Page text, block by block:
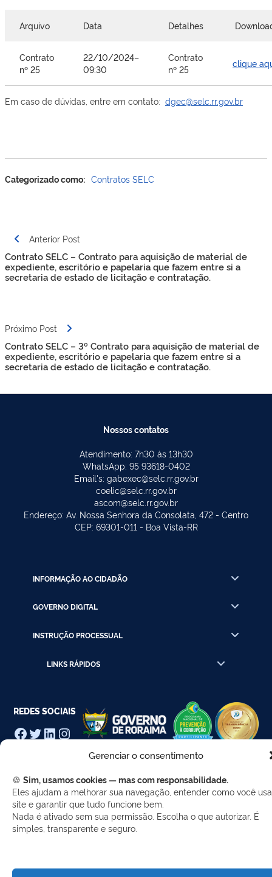
Gerenciar o consentimento
🍪 Sim, usamos cookies — mas com responsabilidade.
Eles ajudam a melhorar sua navegação, entender como você
site e garantir que tudo funcione bem.
Nada é ativado sem sua permissão. Escolha o que autorizar. É
simples, transparente e seguro.
Arquivo Data Detalhes
Contrato
nº 25
22/10/2024–
09:30
Contrato
nº 25
clique
Em caso de dúvidas, entre em contato: dgec@selc.rr.gov.br
Categorizado como: Contratos SELC
Navegação
de
Post
Anterior Post
Contrato SELC – Contrato para aquisição de material de
expediente, escritório e papelaria que fazem entre si a
secretaria de estado de licitação e contratação.
Próximo Post
Contrato SELC – 3º Contrato para aquisição de material de
expediente, escritório e papelaria que fazem entre si a
secretaria de estado de licitação e contratação.
Nossos contatos
Atendimento: 7h30 às 13h30
WhatsApp: 95 93618-0402
Email's: gabexec@selc.rr.gov.br
coelic@selc.rr.gov.br
ascom@selc.rr.gov.br
Endereço: Av. Nossa Senhora da Consolata, 472 - Centro
CEP: 69301-011 - Boa Vista-RR
INFORMAÇÃO AO CIDADÃO
GOVERNO DIGITAL
INSTRUÇÃO PROCESSUAL
LINKS RÁPIDOS
REDES SOCIAIS
Facebook
Twitter
LinkedIn
Instagram
Desenvolvido por Gerência de Tecnologia da
Informação - SELC